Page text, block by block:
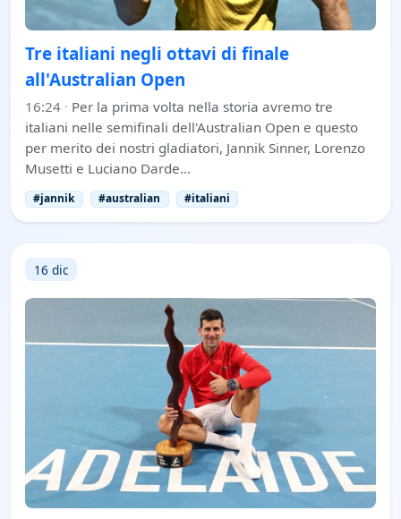
Tre italiani negli ottavi di finale
all'Australian Open
16:24 · Per la prima volta nella storia avremo tre
italiani nelle semifinali dell'Australian Open e questo
per merito dei nostri gladiatori, Jannik Sinner, Lorenzo
Musetti e Luciano Darde…
#jannik #australian #italiani
16 dic